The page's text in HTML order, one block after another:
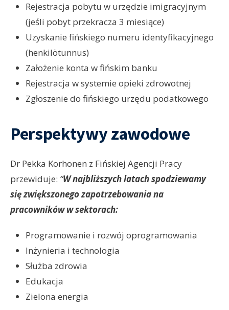
Rejestracja pobytu w urzędzie imigracyjnym
(jeśli pobyt przekracza 3 miesiące)
Uzyskanie fińskiego numeru identyfikacyjnego
(henkilötunnus)
Założenie konta w fińskim banku
Rejestracja w systemie opieki zdrowotnej
Zgłoszenie do fińskiego urzędu podatkowego
Perspektywy zawodowe
Dr Pekka Korhonen z Fińskiej Agencji Pracy
przewiduje: “W najbliższych latach spodziewamy
się zwiększonego zapotrzebowania na
pracowników w sektorach:
Programowanie i rozwój oprogramowania
Inżynieria i technologia
Służba zdrowia
Edukacja
Zielona energia